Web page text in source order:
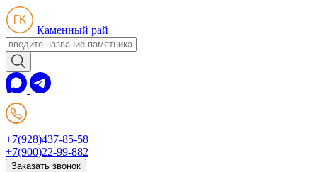
Каменный рай
+7(928)437-85-58
+7(900)22-99-882
Заказать звонок